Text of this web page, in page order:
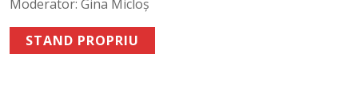
Moderator: Gina Micloș
STAND PROPRIU